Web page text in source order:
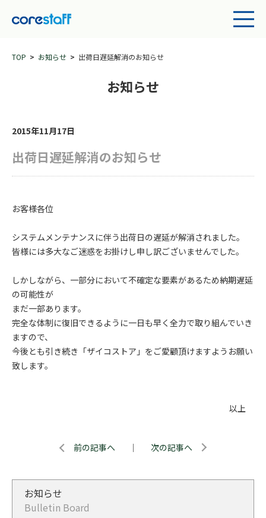
TOP お知らせ 出荷日遅延解消のお知らせ
お知らせ
2015年11月17日
出荷日遅延解消のお知らせ
お客様各位
システムメンテナンスに伴う出荷日の遅延が解消されました。
皆様には多大なご迷惑をお掛けし申し訳ございませんでした。
しかしながら、一部分において不確定な要素があるため納期遅延
の可能性が
まだ一部あります。
完全な体制に復旧できるように一日も早く全力で取り組んでいき
ますので、
今後とも引き続き「ザイコストア」をご愛顧頂けますようお願い
致します。
以上
前の記事へ ｜ 次の記事へ
お知らせ
Bulletin Board